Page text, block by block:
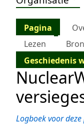
Pagina
Lezen
Geschiedenis
Logboek voor